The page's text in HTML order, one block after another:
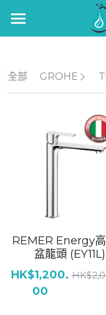
GUNON
Kohler
Well Bloom
REMER
GROHE
| Toliet座廁
全部 GROHE
REMER Energy
盆龍頭 (EY11L)
HK$1,200.
00
面盆龍頭
面盆龍頭
面盆龍頭
浴缸企缸龍頭